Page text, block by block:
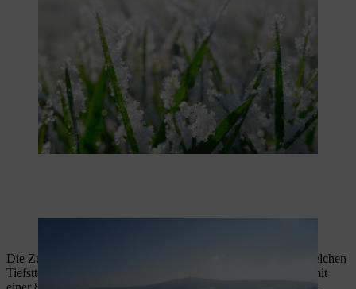
Die Zuordnung einer Pflanze zu einer WHZ gibt an, bis zu welchen
Tiefsttemperaturen sie einen für die Region normalen Winter mit